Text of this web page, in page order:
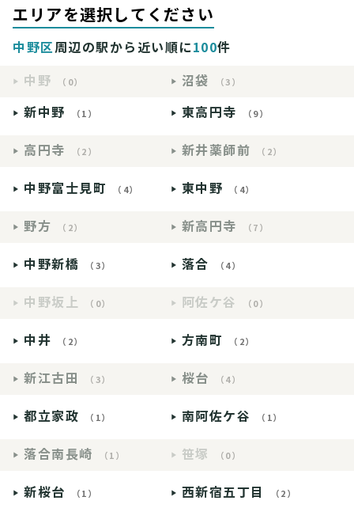
エリアを選択してください
中野区周辺の駅から近い順に100件
中野
（0） 沼袋 （3）
新中野 （1） 東高円寺 （9）
高円寺 （2） 新井薬師前 （2）
中野富士見町 （4） 東中野 （4）
野方 （2） 新高円寺 （7）
中野新橋 （3） 落合 （4）
中野坂上 （0） 阿佐ケ谷 （0）
中井 （2） 方南町 （2）
新江古田 （3） 桜台 （4）
都立家政 （1） 南阿佐ケ谷 （1）
落合南長崎 （1） 笹塚 （0）
新桜台 （1） 西新宿五丁目 （2）